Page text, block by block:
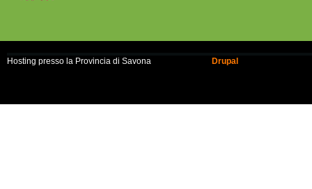
Hosting presso la Provincia di Savona Drupal